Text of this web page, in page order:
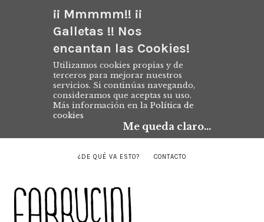
¡¡ Mmmmm!! ¡¡
Galletas !! Nos
encantan las Cookies!
Utilizamos cookies propias y de
terceros para mejorar nuestros
servicios. Si continúas navegando,
consideramos que aceptas su uso.
Más información en la Política de
cookies
Me queda claro...
¿DE QUÉ VA ESTO? CONTACTO